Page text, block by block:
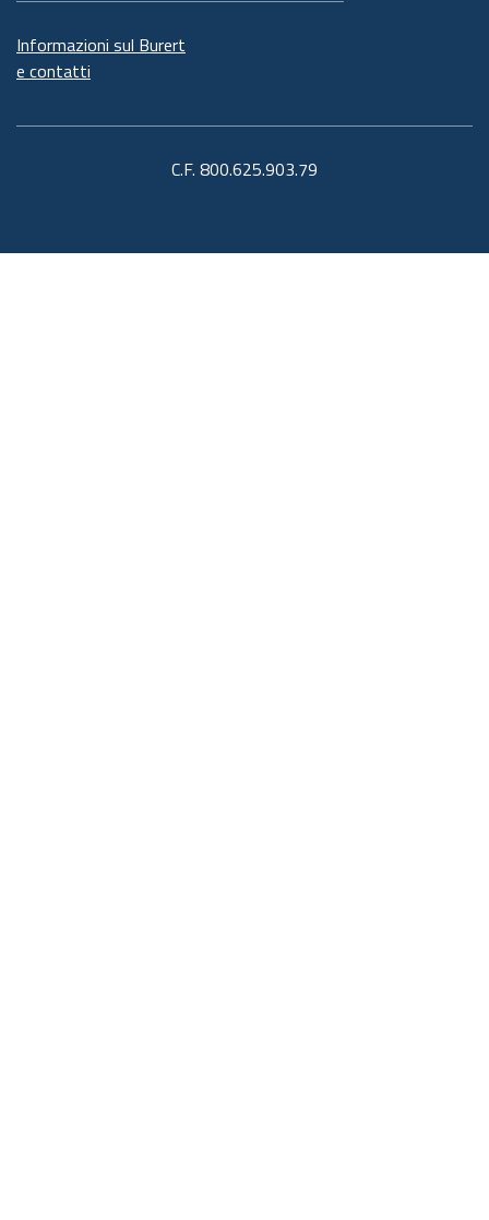
Informazioni sul Burert
e contatti
C.F. 800.625.903.79